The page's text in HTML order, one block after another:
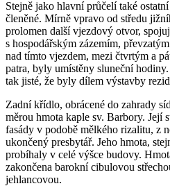
Stejně jako hlavní průčelí také
členěné. Mírně vpravo od středu
prolomen další vjezdový otvor,
s hospodářským zázemím,
nad tímto vjezdem, mezi čtvrtým a
patra, byly umístěny sluneční
tak jisté, že byly dílem výstavby
Zadní křídlo, obrácené do zahrady
měrou hmota kaple sv. Barbory. Její
fasády v podobě mělkého rizalitu, z
ukončený presbytář. Jeho hmota,
probíhaly v celé výšce budovy.
zakončena barokní cibulovou
jehlancovou.